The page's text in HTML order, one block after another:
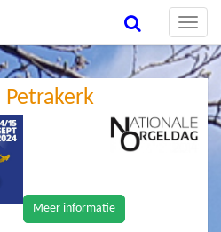
Toggle
Meer informatie